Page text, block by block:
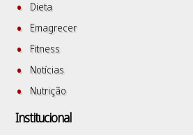
Dieta
Emagrecer
Fitness
Notícias
Nutrição
Institucional